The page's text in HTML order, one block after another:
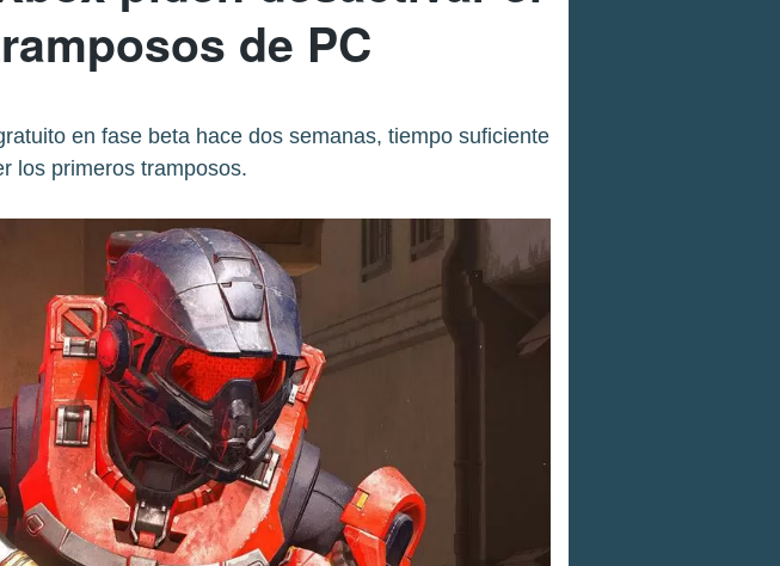
de PC
en fase beta hace dos semanas, tiempo suficiente
los primeros tramposos.